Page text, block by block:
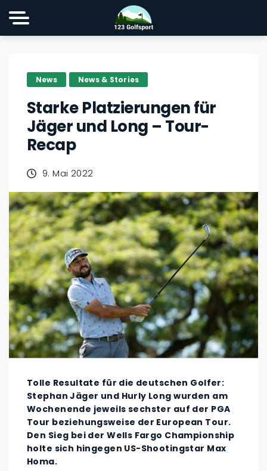
News News & Stories
Starke Platzierungen für
Jäger und Long – Tour-
Recap
9. Mai 2022
Tolle Resultate für die deutschen Golfer:
Stephan Jäger und Hurly Long wurden am
Wochenende jeweils sechster auf der PGA
Tour beziehungsweise der European Tour.
Den Sieg bei der Wells Fargo Championship
holte sich hingegen US-Shootingstar Max
Homa.